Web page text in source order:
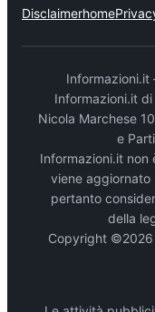
Disclaimerhome
Informazioni.it di
Nicola Marchese
e
Informazioni.it non
viene aggiornato
pertanto
della
Copyright ©2026